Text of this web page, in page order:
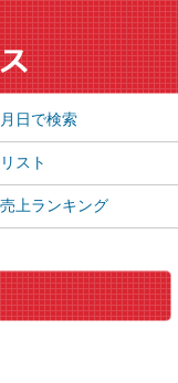
日で検索
スト
上ランキング